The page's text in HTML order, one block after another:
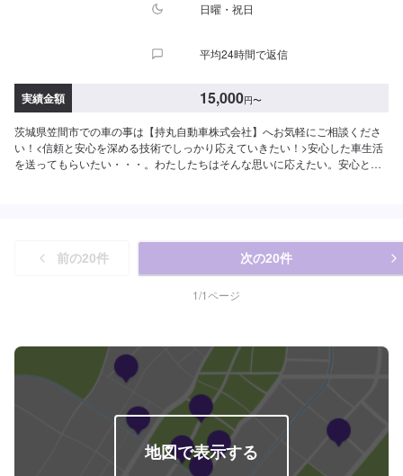
日曜・祝日
平均24時間で返信
実績金額 15,000円〜
茨城県笠間市での車の事は【持丸自動車株式会社】へお気軽にご相談くださ
い！<信頼と安心を深める技術でしっかり応えていきたい！>安心した車生活
を送ってもらいたい・・・。わたしたちはそんな思いに応えたい。安心と
深める技術でしっかり応えていきたい！そんな気持ちで仕事をしています。
ご相談もお気軽にどうぞ！【1】オファーにてお問い合わせ【2】お見積り
【3】お見積りにご納得いただければ作業開始【4】仕上がり次第納車-----納
期について-----納期は通常1日～2日程度で納車となります。(要相談)納期は前
しました」とお伝えください。ご案内いたします。【定休日・営業時間】定
休日：日曜日、祝日営業時間：9:00～17:00
前の20件 次の20件
1/1ページ
地図で表示する